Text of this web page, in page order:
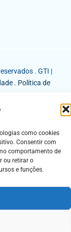
como cookies
Consentir com
comportamento de
ou retirar o
e funções.
. GTI |
. Política de